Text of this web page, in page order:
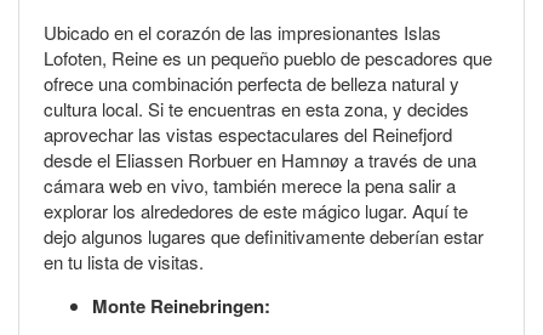
Ubicado en el corazón de las impresionantes Islas
Lofoten, Reine es un pequeño pueblo de pescadores que
ofrece una combinación perfecta de belleza natural y
cultura local. Si te encuentras en esta zona, y decides
aprovechar las vistas espectaculares del Reinefjord
desde el Eliassen Rorbuer en Hamnøy a través de una
cámara web en vivo, también merece la pena salir a
explorar los alrededores de este mágico lugar. Aquí te
dejo algunos lugares que definitivamente deberían estar
en tu lista de visitas.
Monte Reinebringen: